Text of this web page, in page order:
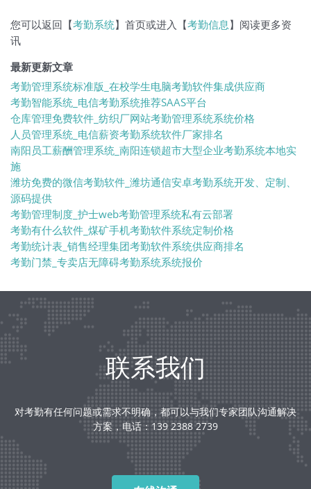
您可以返回【考勤系统】首页或进入【考勤信息】阅读更多资
讯
最新更新文章
考勤管理系统标准版_在校学生电脑考勤软件集成供应商
考勤智能系统_电信考勤系统推荐SAAS平台
仓库管理免费软件_纺织厂网站考勤管理系统系统价格
人员管理系统_电信薪资考勤系统软件厂家排名
南阳员工薪酬管理系统_南阳连锁超市大型企业考勤系统本地实
施
潍坊免费的微信考勤软件_潍坊通信安卓考勤系统开发、定制、
源码提供
考勤管理制度_护士web考勤管理系统私有云部署
考勤有什么软件_煤矿手机考勤软件系统定制价格
考勤统计表_销售经理集团考勤软件系统供应商排名
考勤门禁_专卖店无障碍考勤系统系统报价
联系我们
对考勤有任何问题或需求不明确，都可以与我们专家团队沟通解决
方案，电话：139 2388 2739